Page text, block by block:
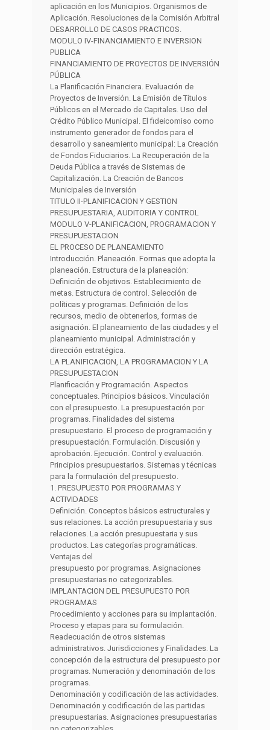
aplicación en los Municipios. Organismos de
Aplicación. Resoluciones de la Comisión Arbitral
DESARROLLO DE CASOS PRACTICOS.
MODULO IV-FINANCIAMIENTO E INVERSION
PUBLICA
FINANCIAMIENTO DE PROYECTOS DE INVERSIÓN
PÚBLICA
La Planificación Financiera. Evaluación de
Proyectos de Inversión. La Emisión de Títulos
Públicos en el Mercado de Capitales. Uso del
Crédito Público Municipal. El fideicomiso como
instrumento generador de fondos para el
desarrollo y saneamiento municipal: La Creación
de Fondos Fiduciarios. La Recuperación de la
Deuda Pública a través de Sistemas de
Capitalización. La Creación de Bancos
Municipales de Inversión
TITULO II-PLANIFICACION Y GESTION
PRESUPUESTARIA, AUDITORIA Y CONTROL
MODULO V-PLANIFICACION, PROGRAMACION Y
PRESUPUESTACION
EL PROCESO DE PLANEAMIENTO
Introducción. Planeación. Formas que adopta la
planeación. Estructura de la planeación:
Definición de objetivos. Establecimiento de
metas. Estructura de control. Selección de
políticas y programas. Definición de los
recursos, medio de obtenerlos, formas de
asignación. El planeamiento de las ciudades y el
planeamiento municipal. Administración y
dirección estratégica.
LA PLANIFICACION, LA PROGRAMACION Y LA
PRESUPUESTACION
Planificación y Programación. Aspectos
conceptuales. Principios básicos. Vinculación
con el presupuesto. La presupuestación por
programas. Finalidades del sistema
presupuestario. El proceso de programación y
presupuestación. Formulación. Discusión y
aprobación. Ejecución. Control y evaluación.
Principios presupuestarios. Sistemas y técnicas
para la formulación del presupuesto.
1. PRESUPUESTO POR PROGRAMAS Y
ACTIVIDADES
Definición. Conceptos básicos estructurales y
sus relaciones. La acción presupuestaria y sus
relaciones. La acción presupuestaria y sus
productos. Las categorías programáticas.
Ventajas del
presupuesto por programas. Asignaciones
presupuestarias no categorizables.
IMPLANTACION DEL PRESUPUESTO POR
PROGRAMAS
Procedimiento y acciones para su implantación.
Proceso y etapas para su formulación.
Readecuación de otros sistemas
administrativos. Jurisdicciones y Finalidades. La
concepción de la estructura del presupuesto por
programas. Numeración y denominación de los
programas.
Denominación y codificación de las actividades.
Denominación y codificación de las partidas
presupuestarias. Asignaciones presupuestarias